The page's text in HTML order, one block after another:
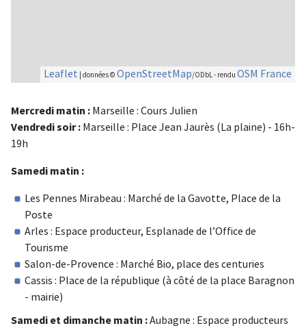
Leaflet | données © OpenStreetMap/ODbL - rendu OSM France
Mercredi matin : Marseille : Cours Julien
Vendredi soir : Marseille : Place Jean Jaurès (La plaine) - 16h-
19h
Samedi matin :
Les Pennes Mirabeau : Marché de la Gavotte, Place de la
Poste
Arles : Espace producteur, Esplanade de l’Office de
Tourisme
Salon-de-Provence : Marché Bio, place des centuries
Cassis : Place de la république (à côté de la place Baragnon
- mairie)
Samedi et dimanche matin :Aubagne : Espace producteurs